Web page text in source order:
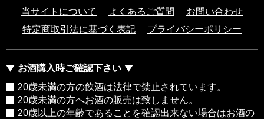
当サイトについて よくあるご質問
お問い合わせ
特定商取引法に基づく表記
プライバシーポリシー
お酒購入時ご確認下さい
20歳未満の方の飲酒は法律で禁止されています。
20歳未満の方へお酒の販売は致しません。
20歳以上の年齢であることを確認出来ない場合はお酒の